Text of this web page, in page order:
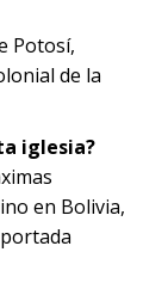
Potosí,
de la
iglesia?
en Bolivia,